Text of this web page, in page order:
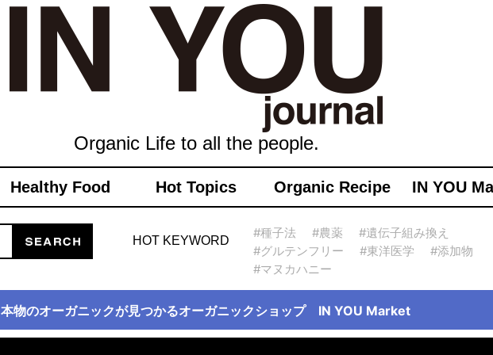
Organic Life to all the people.
Healthy Food Hot Topics Organic Recipe IN YOU
HOT KEYWORD
#種子法 #農薬
#遺伝子組み換え
#グルテンフリー
#東洋医学
#添加物
#マヌカハニー
本物のオーガニックが見つかるオーガニックショップ IN YOU Market